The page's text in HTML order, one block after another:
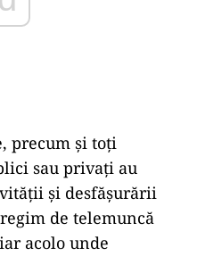
precum şi toţi
sau privaţi au
şi desfăşurării
de telemuncă
acolo unde